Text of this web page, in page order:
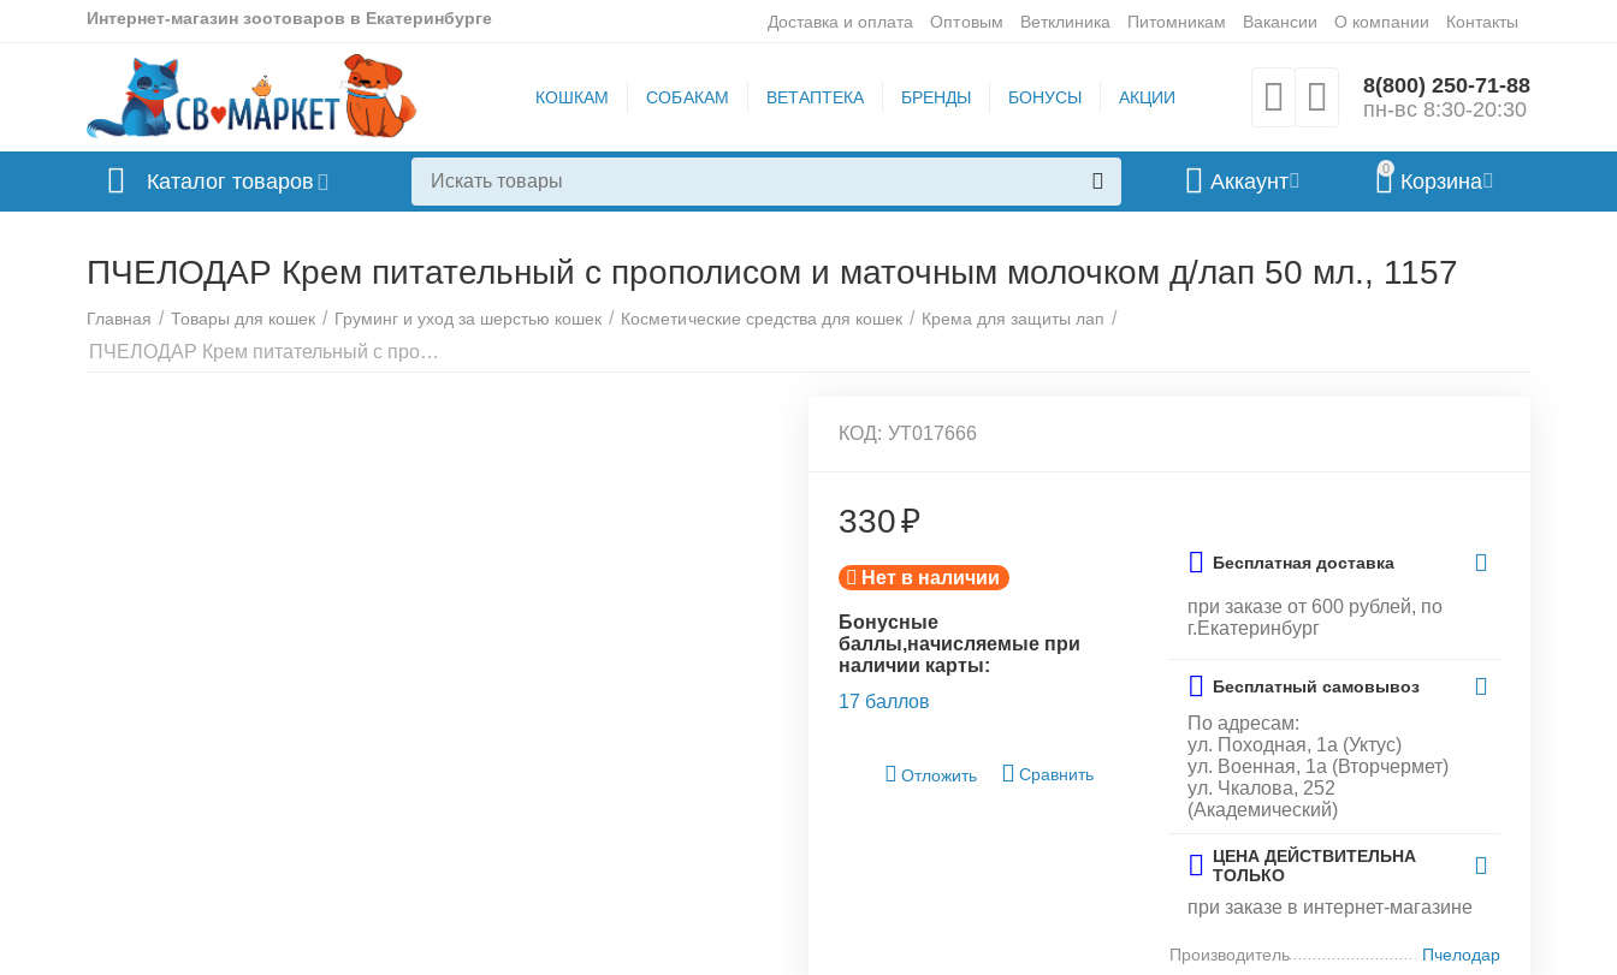
Интернет-магазин зоотоваров в Екатеринбурге Доставка и оплата Оптовым Ветклиника Питомникам Вакансии О компании Контакты
КОШКАМ СОБАКАМ ВЕТАПТЕКА БРЕНДЫ БОНУСЫ АКЦИИ
8(800) 250-71-88
пн-вс 8:30-20:30
Каталог товаров
0
Корзина
Аккаунт
ПЧЕЛОДАР Крем питательный с прополисом и маточным молочком д/лап 50 мл., 1157
Главная / Товары для кошек / Груминг и уход за шерстью кошек / Косметические средства для кошек / Крема для защиты лап /
ПЧЕЛОДАР Крем питательный с прополисом и маточным молочком д/лап 50 мл., 1157
КОД: УТ017666
330₽
Нет в наличии
Бонусные
баллы,начисляемые при
наличии карты:
17 баллов
Отложить Сравнить
Бесплатная доставка
при заказе от 600 рублей, по
г.Екатеринбург
Бесплатный самовывоз
По адресам:
ул. Походная, 1а (Уктус)
ул. Военная, 1а (Вторчермет)
ул. Чкалова, 252
(Академический)
ЦЕНА ДЕЙСТВИТЕЛЬНА
ТОЛЬКО
при заказе в интернет-магазине
Производитель Пчелодар